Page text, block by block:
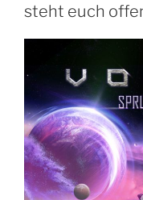
steht euch